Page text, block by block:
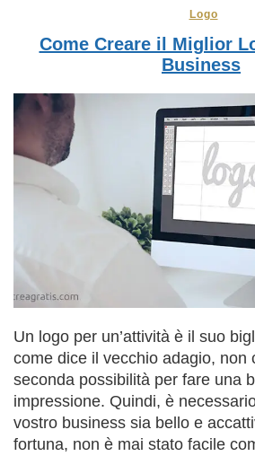
Logo
Come Creare il Miglior
Business
Un logo per un’attività è il suo
come dice il vecchio adagio, non
seconda possibilità per fare una
impressione. Quindi, è
vostro business sia bello e
fortuna, non è mai stato facile